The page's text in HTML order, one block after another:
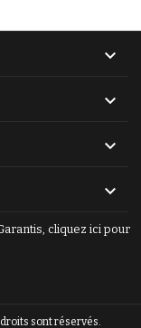




cliquez ici pour
sont réservés.